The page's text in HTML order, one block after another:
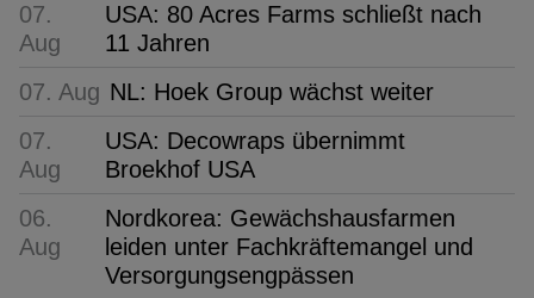
07.
Aug
USA: 80 Acres Farms schließt nach
11 Jahren
07. Aug NL: Hoek Group wächst weiter
07.
Aug
USA: Decowraps übernimmt
Broekhof USA
06.
Aug
Nordkorea: Gewächshausfarmen
leiden unter Fachkräftemangel und
Versorgungsengpässen